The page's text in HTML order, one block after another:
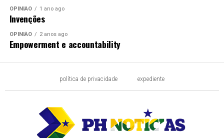
OPINIÃO 1 ano ago
Invenções
OPINIÃO 2 anos ago
Empowerment e accountability
política de privacidade expediente